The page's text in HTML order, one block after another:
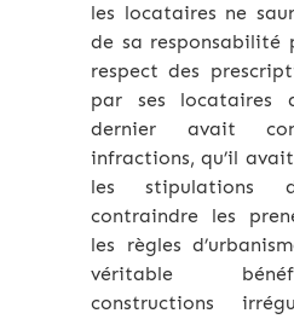
les locataires ne
de sa responsabilité
respect des
par ses locataires
dernier avait
infractions, qu’il
les stipulations
contraindre les
les règles
véritable
constructions